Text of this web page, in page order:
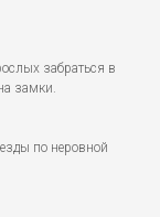
забраться в
замки.
по неровной